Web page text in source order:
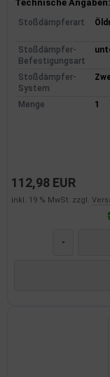
Technische Angaben:
Stoßdämpferart
Stoßdämpfer-
Befestigungsart
Stoßdämpfer-
System
Menge 1
112,98 EUR
inkl. 19 % MwSt. zzgl.
-